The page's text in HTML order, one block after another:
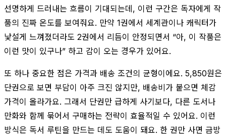
선명하게 드러내는 흐름이 기대되는데, 이런 구간은 독자에게 작
품의 진짜 온도를 보여줘요. 만약 1권에서 세계관이나 캐릭터가
낯설게 느껴졌더라도 2권에서 리듬이 안정되면서 “아, 이 작품은
이런 맛이 있구나” 하고 감이 오는 경우가 있어요.
또 하나 중요한 점은 가격과 배송 조건의 균형이에요. 5,850원은
단권으로 보면 부담이 아주 크진 않지만, 배송비가 붙으면 체감
가격이 올라가요. 그래서 단권만 급하게 사기보다, 다른 도서나
만화와 함께 묶어서 구매하는 전략이 효율적일 수 있어요. 이런
방식은 독서 루틴을 만드는 데도 도움이 돼요. 한 권만 사면 금방